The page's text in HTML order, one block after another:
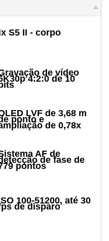
S5 II - corpo
de vídeo
4:2:0 de 10
bits
LVF de 3,68 m
ponto e
de 0,78x
AF de
de fase de
pontos
100-51200, até 30
de disparo